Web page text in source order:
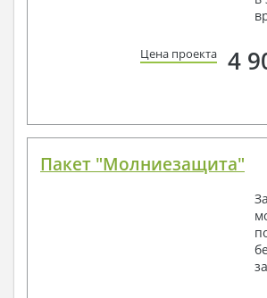
Цена проекта 4
Пакет "Молниезащита"